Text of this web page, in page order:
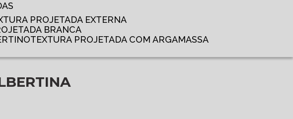
PROJETADA EXTERNA
BRANCA
TEXTURA PROJETADA COM ARGAMASSA